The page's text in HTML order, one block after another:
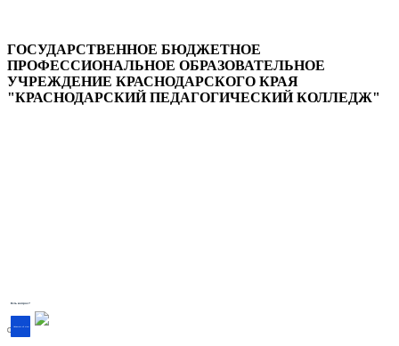
ГОСУДАРСТВЕННОЕ БЮДЖЕТНОЕ
ПРОФЕССИОНАЛЬНОЕ ОБРАЗОВАТЕЛЬНОЕ
УЧРЕЖДЕНИЕ КРАСНОДАРСКОГО КРАЯ
"КРАСНОДАРСКИЙ ПЕДАГОГИЧЕСКИЙ КОЛЛЕДЖ"
Есть вопрос?
Напишите об этом